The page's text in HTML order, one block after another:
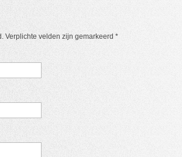
Verplichte velden zijn gemarkeerd *